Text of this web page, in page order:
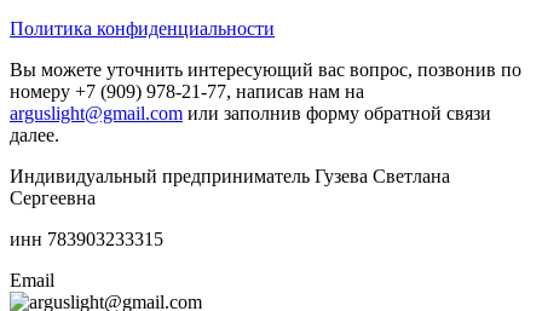
Политика конфиденциальности
Вы можете уточнить интересующий вас вопрос, позвонив по
номеру +7 (909) 978-21-77, написав нам на
arguslight@gmail.com или заполнив форму обратной связи
далее.
Индивидуальный предприниматель Гузева Светлана
Сергеевна
инн 783903233315
Email